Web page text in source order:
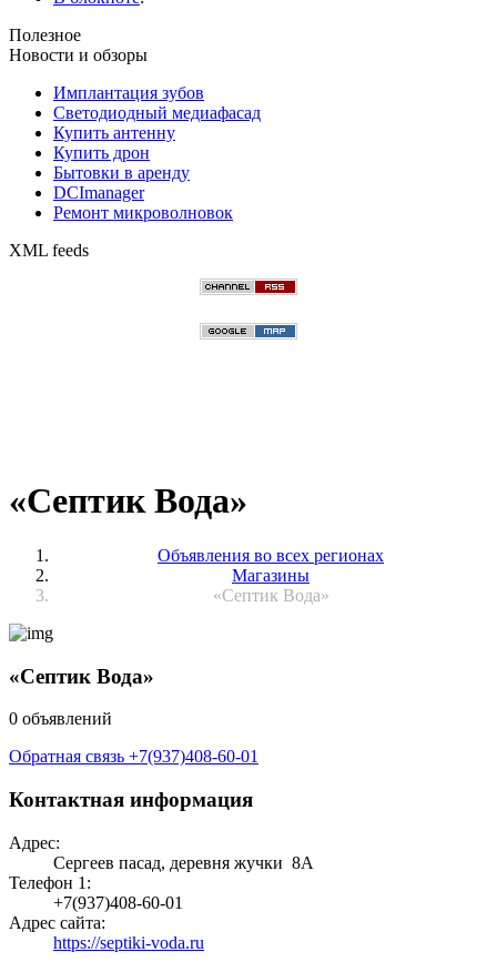
Полезное
Новости и обзоры
Имплантация зубов
Светодиодный медиафасад
Купить антенну
Купить дрон
Бытовки в аренду
DCImanager
Ремонт микроволновок
XML feeds
«Септик Вода»
Объявления во всех регионах
Магазины
«Септик Вода»
«Септик Вода»
0 объявлений
Обратная связь +7(937)408-60-01
Контактная информация
Адрес:
Сергеев пасад, деревня жучки 8А
Телефон 1:
+7(937)408-60-01
Адрес сайта:
https://septiki-voda.ru